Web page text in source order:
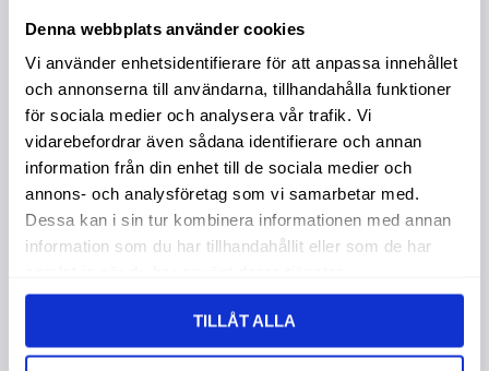
Denna webbplats använder cookies
Vi använder enhetsidentifierare för att anpassa innehållet
och annonserna till användarna, tillhandahålla funktioner
för sociala medier och analysera vår trafik. Vi
vidarebefordrar även sådana identifierare och annan
information från din enhet till de sociala medier och
annons- och analysföretag som vi samarbetar med.
Dessa kan i sin tur kombinera informationen med annan
information som du har tillhandahållit eller som de har
TILLÅT ALLA
Lägg till i favoriter
NYHET